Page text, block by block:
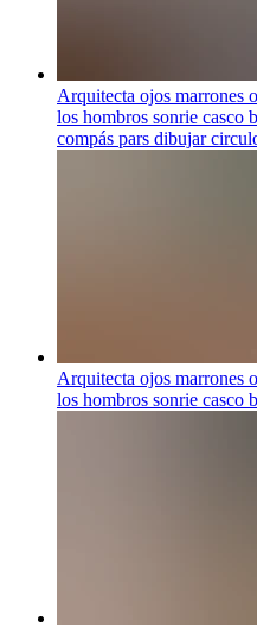
Arquitecta ojos marrones
los hombros sonrie casco
compás pars dibujar
Arquitecta ojos marrones
los hombros sonrie casco